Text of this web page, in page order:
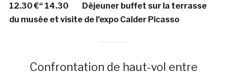
12.30 €“ 14.30 Déjeuner buffet sur la terrasse
du musée et visite de l’expo Calder Picasso
Confrontation de haut-vol entre